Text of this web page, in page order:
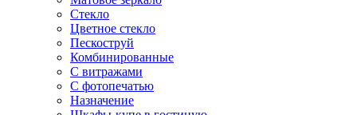
Стекло
Цветное стекло
Пескоструй
Комбинированные
С витражами
С фотопечатью
Назначение